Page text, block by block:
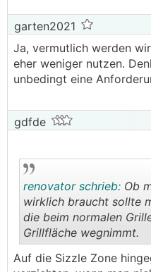
garten2021
Ja, vermutlich werden
eher weniger nutzen.
unbedingt eine
gdfde
..
renovator schrieb: Ob
wirklich braucht sollte
die beim normalen
Grillfläche wegnimmt.
Auf die Sizzle Zone